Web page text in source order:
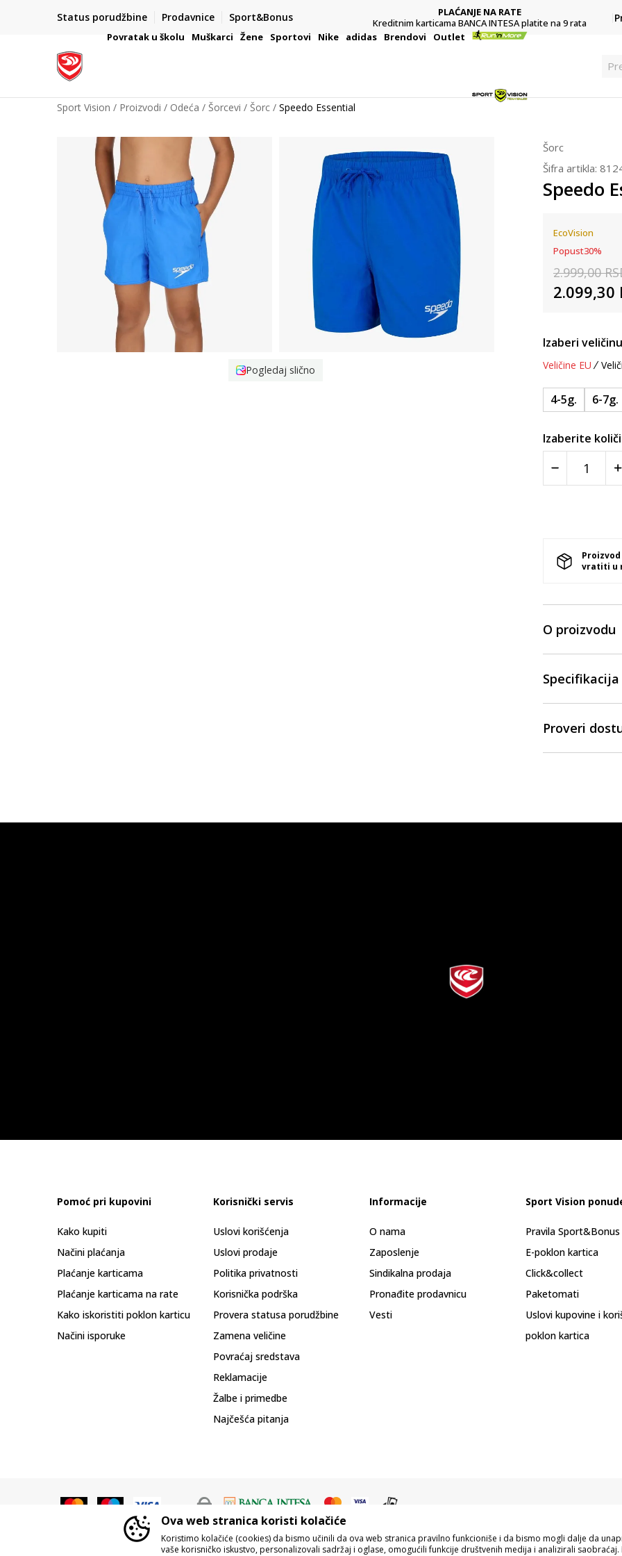
Status porudžbine Prodavnice Sport&Bonus
VAŽNO OBAVEŠTENJE ZA POTROŠAČE
PLAĆANJE NA RATE
Kreditnim karticama BANCA INTESA platite na 9 rata
Povratak u školu Muškarci Žene Sportovi Nike adidas Brendovi Outlet
Sport Vision Proizvodi Odeća Šorcevi Šorc Speedo Essential
Pogledaj slično
Šorc
Šifra artikla:
Speedo
EcoVision
Popust30%
2.999,00
2.099,30
Izaberi
Veličine EU
4-5g. 6-7g.
Izaberite
vratiti u
O proizvodu
Specifikacija
Proveri
Pomoć pri kupovini
Kako kupiti
Načini plaćanja
Plaćanje karticama
Plaćanje karticama na rate
Kako iskoristiti poklon karticu
Načini isporuke
Korisnički servis
Uslovi korišćenja
Uslovi prodaje
Politika privatnosti
Korisnička podrška
Provera statusa porudžbine
Zamena veličine
Povraćaj sredstava
Reklamacije
Žalbe i primedbe
Najčešća pitanja
Informacije
O nama
Zaposlenje
Sindikalna prodaja
Pronađite prodavnicu
Vesti
Sport Vision
Pravila
E-poklon kartica
Click&collect
Paketomati
Uslovi kupovine i
poklon kartica
Ova web stranica koristi kolačiće
Koristimo kolačiće (cookies) da bismo učinili da ova web stranica pravilno funkcioniše i da bismo mogli dalje da
vaše korisničko iskustvo, personalizovali sadržaj i oglase, omogućili funkcije društvenih medija i analizirali